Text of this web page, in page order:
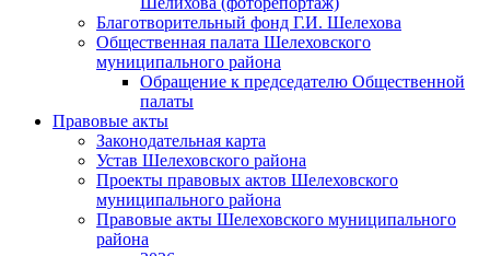
Благотворительный фонд Г.И. Шелехова
Общественная палата Шелеховского
муниципального района
Обращение к председателю Общественной
палаты
Правовые акты
Законодательная карта
Устав Шелеховского района
Проекты правовых актов Шелеховского
муниципального района
Правовые акты Шелеховского муниципального
района